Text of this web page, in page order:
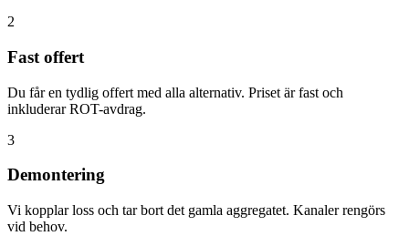
2
Fast offert
Du får en tydlig offert med alla alternativ. Priset är fast och
inkluderar ROT-avdrag.
3
Demontering
Vi kopplar loss och tar bort det gamla aggregatet. Kanaler rengörs
vid behov.